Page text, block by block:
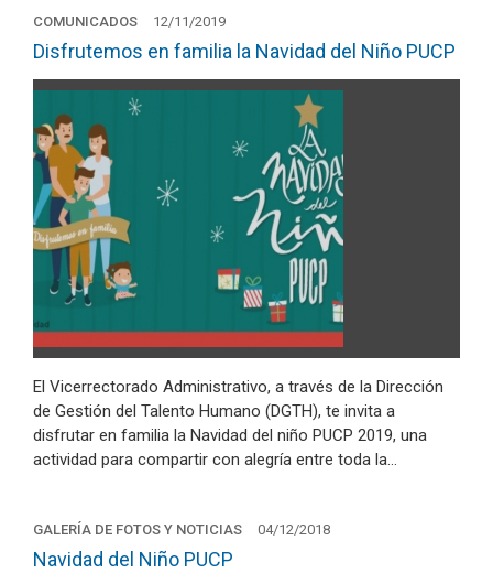
COMUNICADOS 12/11/2019
Disfrutemos en familia la Navidad del Niño PUCP
El Vicerrectorado Administrativo, a través de la Dirección
de Gestión del Talento Humano (DGTH), te invita a
disfrutar en familia la Navidad del niño PUCP 2019, una
actividad para compartir con alegría entre toda la…
GALERÍA DE FOTOS Y NOTICIAS 04/12/2018
Navidad del Niño PUCP